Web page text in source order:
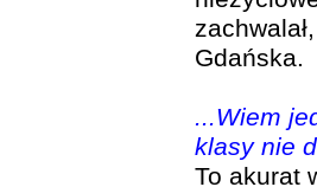
Gdańska.
...Wiem
klasy nie
To akurat